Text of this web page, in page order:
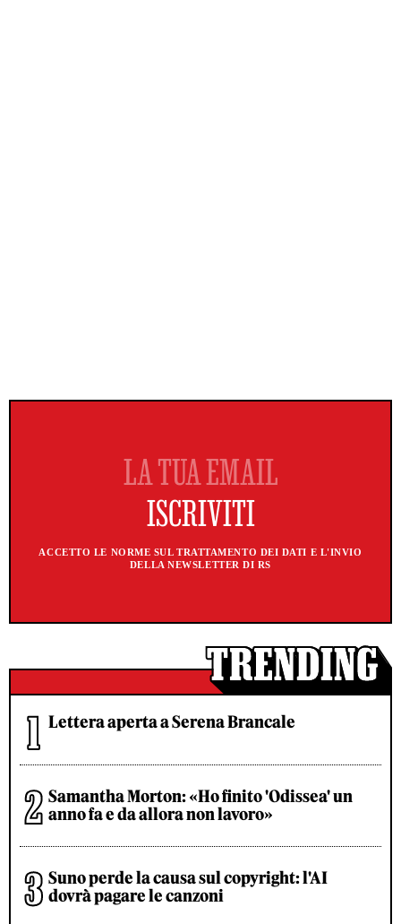
ACCETTO LE NORME SUL TRATTAMENTO DEI DATI E L'INVIO
DELLA NEWSLETTER DI RS
Lettera aperta a Serena Brancale
Samantha Morton: «Ho finito 'Odissea' un
anno fa e da allora non lavoro»
Suno perde la causa sul copyright: l'AI
dovrà pagare le canzoni